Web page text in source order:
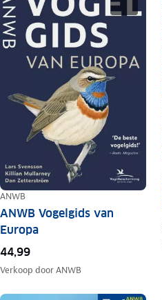
ANWB
ANWB Vogelgids van
Europa
44,99
Verkoop doorANWB